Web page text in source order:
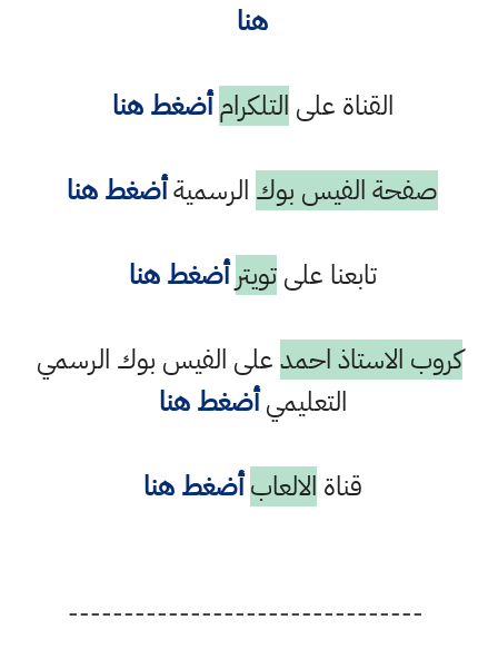
هنا
القناة على التلكرام أضغط هنا
صفحة الفيس بوك الرسميةأضغط هنا
تابعنا علىتويتر أضغط هنا
كروب الاستاذ احمدعلى الفيس بوك الرسمي
التعليميأضغط هنا
قناة الالعاب أضغط هنا
--------------------------------